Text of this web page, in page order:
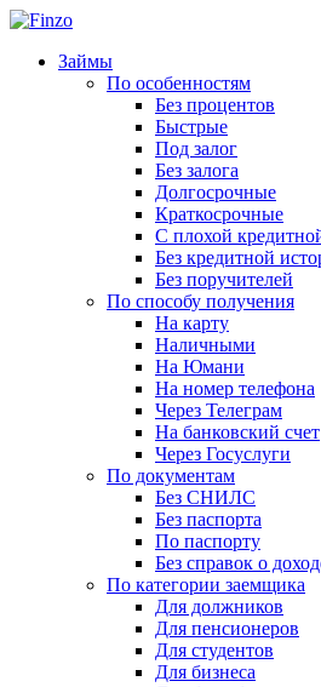
Займы
По особенностям
Без процентов
Быстрые
Под залог
Без залога
Долгосрочные
Краткосрочные
С плохой
Без кредитной
Без поручителей
По способу получения
На карту
Наличными
На Юмани
На номер телефона
Через Телеграм
На банковский счет
Через Госуслуги
По документам
Без СНИЛС
Без паспорта
По паспорту
Без справок о
По категории заемщика
Для должников
Для пенсионеров
Для студентов
Для бизнеса